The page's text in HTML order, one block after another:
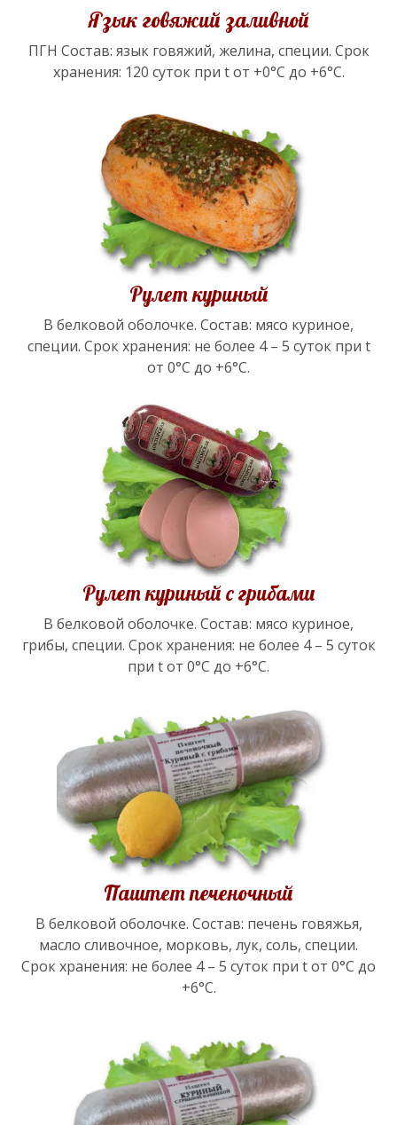
Язык говяжий заливной
ПГН Состав: язык говяжий, желина, специи. Срок
хранения: 120 суток при t от +0°С до +6°С.
Рулет куриный
В белковой оболочке. Состав: мясо куриное,
специи. Срок хранения: не более 4 – 5 суток при t
от 0°С до +6°С.
Рулет куриный с грибами
В белковой оболочке. Состав: мясо куриное,
грибы, специи. Срок хранения: не более 4 – 5 суток
при t от 0°С до +6°С.
Паштет печеночный
В белковой оболочке. Состав: печень говяжья,
масло сливочное, морковь, лук, соль, специи.
Срок хранения: не более 4 – 5 суток при t от 0°С до
+6°С.